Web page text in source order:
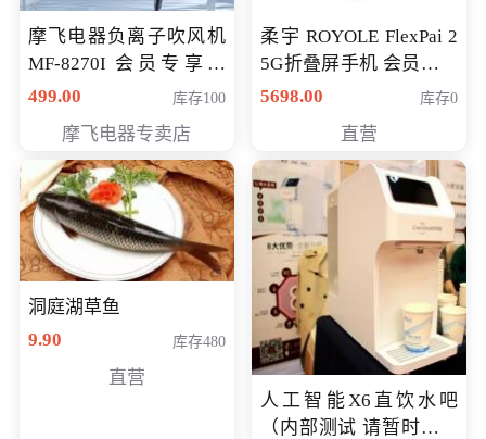
摩飞电器负离子吹风机
MF-8270I 会员专享价
369元
499.00 库存100
摩飞电器专卖店
柔宇 ROYOLE FlexPai 2
5G折叠屏手机 会员专享
购买价格 4998元
5698.00 库存0
直营
洞庭湖草鱼
9.90
库存480
直营
人工智能X6直饮水吧
（内部测试 请暂时不要